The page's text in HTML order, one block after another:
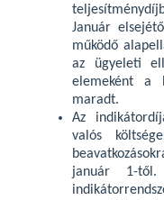
Január
működő
az ügyeleti
elemeként a
maradt.
Az
valós
január 1-